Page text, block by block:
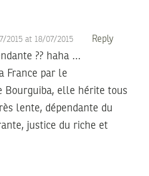
2015 at 18/07/2015 Reply
?? haha …
France par le
Bourguiba, elle hérite tous
lente, dépendante du
justice du riche et